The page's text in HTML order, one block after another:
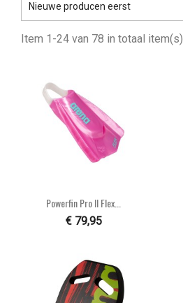
Nieuwe producen eerst
Item 1-24 van 78 in totaal item(s)
Powerfin Pro II Flex...
€ 79,95